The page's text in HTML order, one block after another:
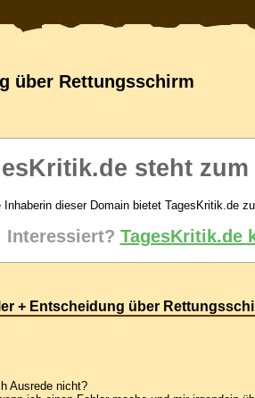
über Rettungsschirm
steht zum
Inhaberin dieser Domain bietet TagesKritik.de
Interessiert? TagesKritik.de
+ Entscheidung über
Ausrede nicht?